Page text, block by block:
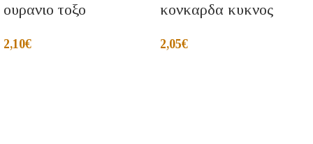
ουρανιο τοξο
2,10€
κονκαρδα κυκνος
2,05€